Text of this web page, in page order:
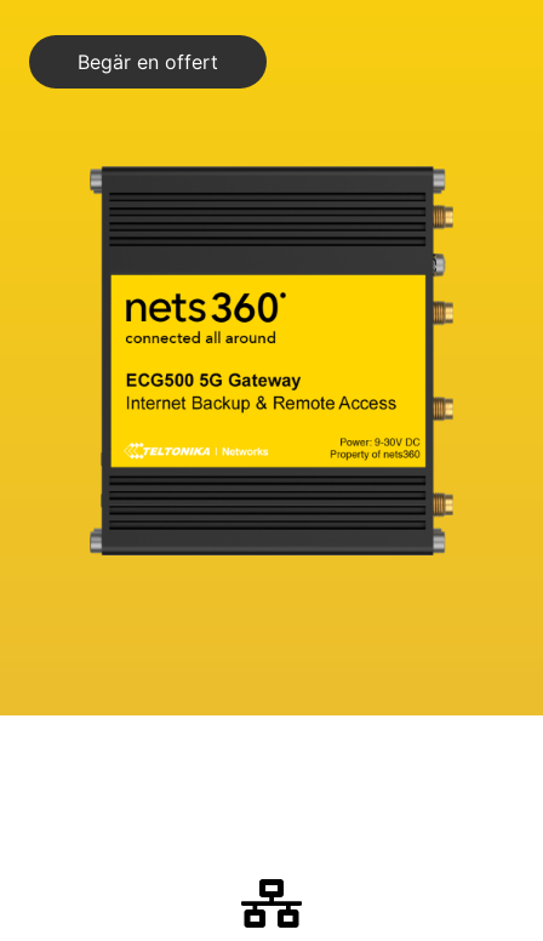
Begär en offert